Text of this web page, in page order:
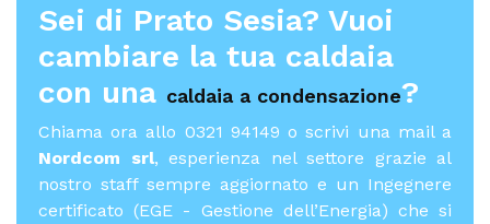
Sei di Prato Sesia? Vuoi
cambiare la tua caldaia
con una caldaia a condensazione?
Chiama ora allo 0321 94149 o scrivi una mail a
Nordcom srl, esperienza nel settore grazie al
nostro staff sempre aggiornato e un Ingegnere
certificato (EGE - Gestione dell’Energia) che si